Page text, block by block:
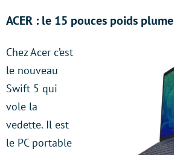
ACER : le 15 pouces poids plume
Chez Acer c’est
le nouveau
Swift 5 qui
vole la
vedette. Il est
le PC portable